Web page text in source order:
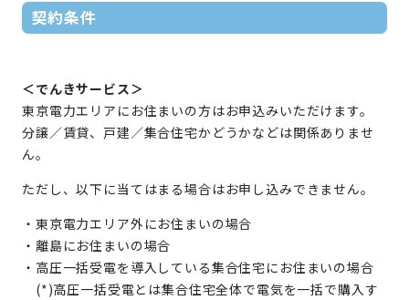
契約条件
＜でんきサービス＞
東京電力エリアにお住まいの方はお申込みいただけます。
分譲／賃貸、戸建／集合住宅かどうかなどは関係ありませ
ん。
ただし、以下に当てはまる場合はお申し込みできません。
・東京電力エリア外にお住まいの場合
・離島にお住まいの場合
・高圧一括受電を導入している集合住宅にお住まいの場合
(*)高圧一括受電とは集合住宅全体で電気を一括で購入す